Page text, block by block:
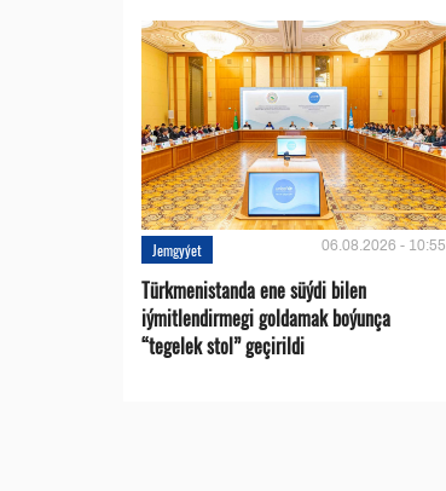
Jemgyýet 06.08.2026 - 10:55
Türkmenistanda ene süýdi bilen
iýmitlendirmegi goldamak boýunça
“tegelek stol” geçirildi